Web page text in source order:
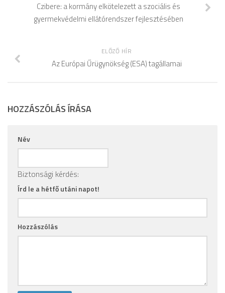
Czibere: a kormány elkötelezett a szociális és
gyermekvédelmi ellátórendszer fejlesztésében
ELŐZŐ HÍR
Az Európai Űrügynökség (ESA) tagállamai
HOZZÁSZÓLÁS ÍRÁSA
Név
Biztonsági kérdés:
Írd le a hétfő utáni napot!
Hozzászólás